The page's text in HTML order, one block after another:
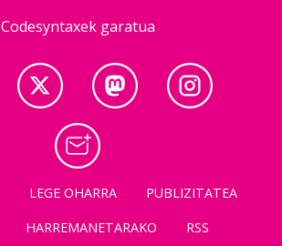
Codesyntaxek garatua
LEGE OHARRA
PUBLIZITATEA
HARREMANETARAKO RSS